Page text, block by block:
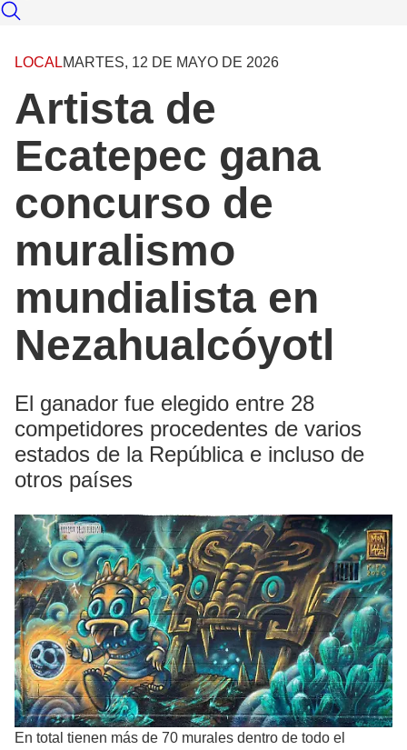
LOCALMARTES, 12 DE MAYO DE 2026
Artista de
Ecatepec gana
concurso de
muralismo
mundialista en
Nezahualcóyotl
El ganador fue elegido entre 28
competidores procedentes de varios
estados de la República e incluso de
otros países
En total tienen más de 70 murales dentro de todo el